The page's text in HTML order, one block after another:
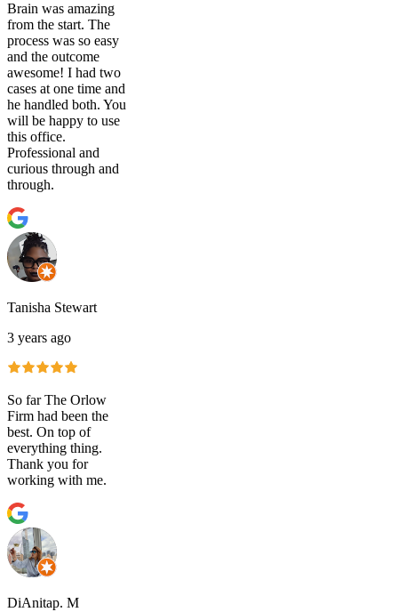
Brain was amazing
from the start. The
process was so easy
and the outcome
awesome! I had two
cases at one time and
he handled both. You
will be happy to use
this office.
Professional and
curious through and
through.
Tanisha Stewart
3 years ago
So far The Orlow
Firm had been the
best. On top of
everything thing.
Thank you for
working with me.
DiAnitap. M